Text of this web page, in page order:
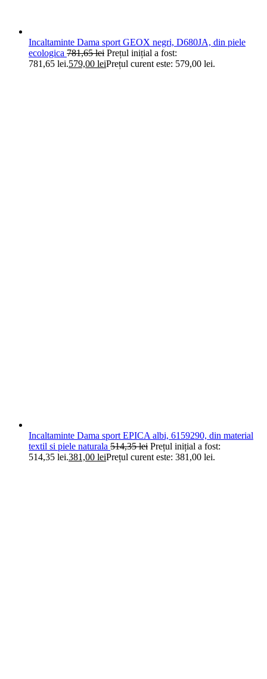
Incaltaminte Dama sport GEOX negri, D680JA, din piele
ecologica 781,65lei Prețul inițial a fost:
781,65 lei.579,00 leiPrețul curent este: 579,00 lei.
Incaltaminte Dama sport EPICA albi, 6159290, din material
textil si piele naturala 514,35lei Prețul inițial a fost:
514,35 lei.381,00 leiPrețul curent este: 381,00 lei.